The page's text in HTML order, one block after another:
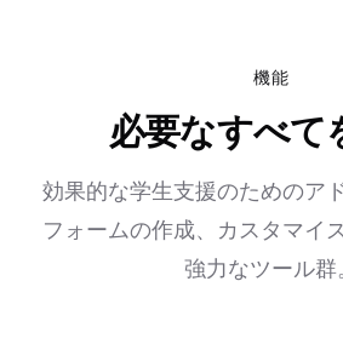
機能
必要なすべて
効果的な学生支援のためのア
フォームの作成、カスタマイ
強力なツール群